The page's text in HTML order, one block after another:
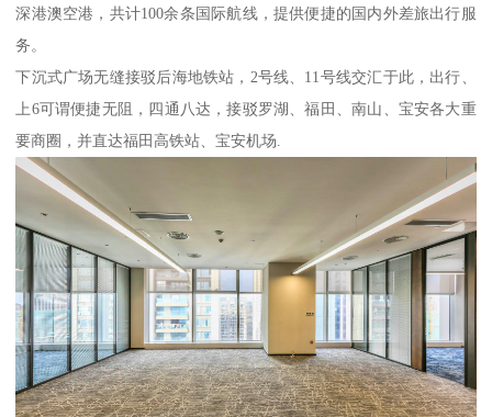
深港澳空港，共计100余条国际航线，提供便捷的国内外差旅出行服
务。
下沉式广场无缝接驳后海地铁站，2号线、11号线交汇于此，出行、
上6可谓便捷无阻，四通八达，接驳罗湖、福田、南山、宝安各大重
要商圈，并直达福田高铁站、宝安机场.